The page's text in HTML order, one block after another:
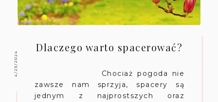
4/23/2024
Dlaczego warto spacerować?
Chociaż pogoda nie
zawsze nam sprzyja, spacery są
jednym z najprostszych oraz